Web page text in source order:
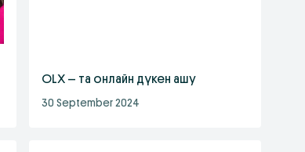
OLX – та онлайн дүкен ашу
30 September 2024